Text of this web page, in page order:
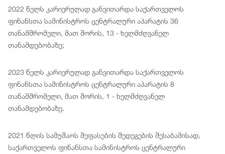
2022 წელს კარიერულად განვითარდა საქართველოს
ფინანსთა სამინისტროს ცენტრალური აპარატის 36
თანამშრომელი, მათ შორის, 13 - ხელმძღვანელ
თანამდებობაზე;
2023 წელს კარიერულად განვითარდა საქართველოს
ფინანსთა სამინისტროს ცენტრალური აპარატის 8
თანამშრომელი, მათ შორის, 1 - ხელმძღვანელ
თანამდებობაზე.
2021 წლის სამუშაოს შეფასების შედეგების შესაბამისად,
საქართველოს ფინანსთა სამინისტროს ცენტრალური